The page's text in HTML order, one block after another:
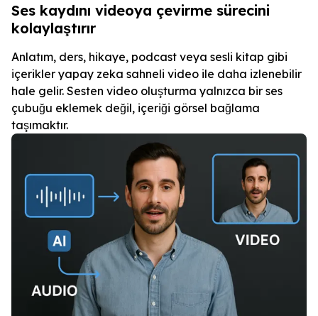
Ses kaydını videoya çevirme sürecini
kolaylaştırır
Anlatım, ders, hikaye, podcast veya sesli kitap gibi
içerikler yapay zeka sahneli video ile daha izlenebilir
hale gelir. Sesten video oluşturma yalnızca bir ses
çubuğu eklemek değil, içeriği görsel bağlama
taşımaktır.